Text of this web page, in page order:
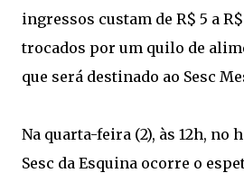
ingressos custam de R$ 5 a
trocados por um quilo de
que será destinado ao Sesc
Na quarta-feira (2), às 12h, no
Sesc da Esquina ocorre o